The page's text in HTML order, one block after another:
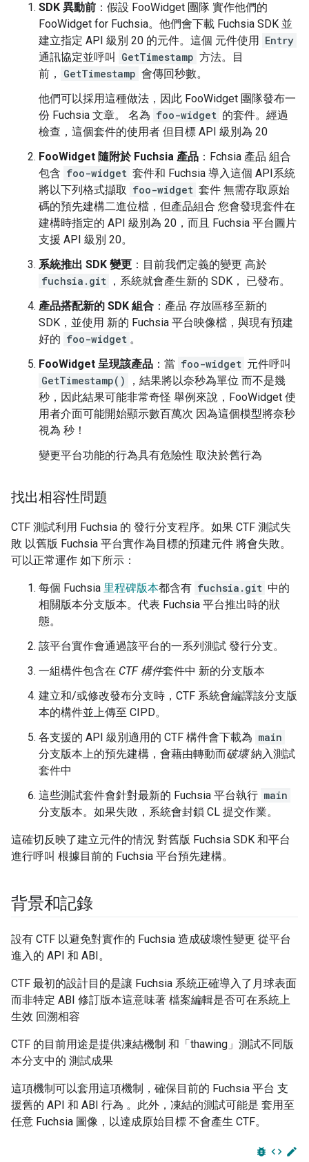
SDK 異動前 ：假設 FooWidget 團隊 實作他們的
FooWidget for Fuchsia。他們會下載 Fuchsia SDK 並
建立指定 API 級別 20 的元件。這個 元件使用 Entry
通訊協定並呼叫
GetTimestamp 方法。目
前，
GetTimestamp 會傳回秒數。
他們可以採用這種做法，因此 FooWidget 團隊發布一
份 Fuchsia 文章。 名為 foo-widget 的套件。經過
檢查，這個套件的使用者 但目標 API 級別為 20
FooWidget 隨附於 Fuchsia 產品 ：Fchsia 產品 組合
包含 foo-widget 套件和 Fuchsia 導入這個 API系統
將以下列格式擷取 foo-widget 套件 無需存取原始
碼的預先建構二進位檔，但產品組合 您會發現套件在
建構時指定的 API 級別為 20，而且 Fuchsia 平台圖片
支援 API 級別 20。
系統推出 SDK 變更 ：目前我們定義的變更 高於
fuchsia.git ，系統就會產生新的 SDK， 已發布。
產品搭配新的 SDK 組合 ：產品 存放區移至新的
SDK，並使用 新的 Fuchsia 平台映像檔，與現有預建
好的 foo-widget 。
FooWidget 呈現該產品 ：當 foo-widget 元件呼叫
GetTimestamp()
，結果將以奈秒為單位 而不是幾
秒，因此結果可能非常奇怪 舉例來說，FooWidget 使
用者介面可能開始顯示數百萬次 因為這個模型將奈秒
視為 秒！
變更平台功能的行為具有危險性 取決於舊行為
找出相容性問題
CTF 測試利用 Fuchsia 的 發行分支程序。如果 CTF 測試失
敗 以舊版 Fuchsia 平台實作為目標的預建元件 將會失敗。
可以正常運作 如下所示：
每個 Fuchsia 里程碑版本都含有 fuchsia.git 中的
相關版本分支版本。代表 Fuchsia 平台推出時的狀
態。
該平台實作會通過該平台的一系列測試 發行分支。
一組構件包含在 CTF 構件套件中 新的分支版本
建立和/或修改發布分支時，CTF 系統會編譯該分支版
本的構件並上傳至 CIPD。
各支援的 API 級別適用的 CTF 構件會下載為 main
分支版本上的預先建構，會藉由轉動而破壞納入測試
套件中
這些測試套件會針對最新的 Fuchsia 平台執行 main
分支版本。如果失敗，系統會封鎖 CL 提交作業。
這確切反映了建立元件的情況 對舊版 Fuchsia SDK 和平台
進行呼叫 根據目前的 Fuchsia 平台預先建構。
背景和記錄
設有 CTF 以避免對實作的 Fuchsia 造成破壞性變更 從平台
進入的 API 和 ABI。
CTF 最初的設計目的是讓 Fuchsia 系統正確導入了月球表面
而非特定 ABI 修訂版本這意味著 檔案編輯是否可在系統上
生效 回溯相容
CTF 的目前用途是提供凍結機制 和「thawing」測試不同版
本分支中的 測試成果
這項機制可以套用這項機制，確保目前的 Fuchsia 平台 支
援舊的 API 和 ABI 行為 。此外，凍結的測試可能是 套用至
任意 Fuchsia 圖像，以達成原始目標 不會產生 CTF。
bug_report code edit